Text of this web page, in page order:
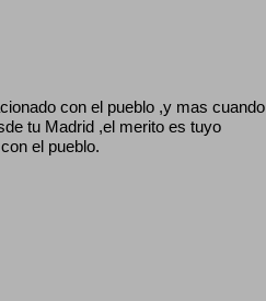
con el pueblo ,y mas cuando
tu Madrid ,el merito es tuyo
el pueblo.